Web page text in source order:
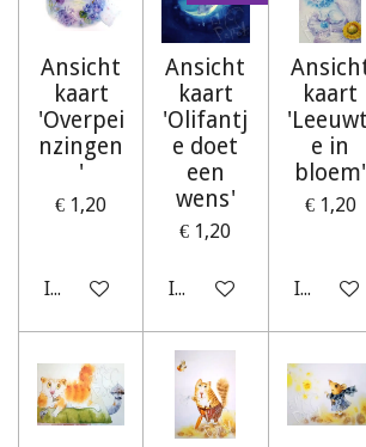
Ansicht
kaart
'Overpei
nzingen
'
€ 1,20
In winkelwagen
Ansicht
kaart
'Olifantj
e doet
een
wens'
€ 1,20
In winkelwagen
kaart
e in
bloem'
€ 1,20
In